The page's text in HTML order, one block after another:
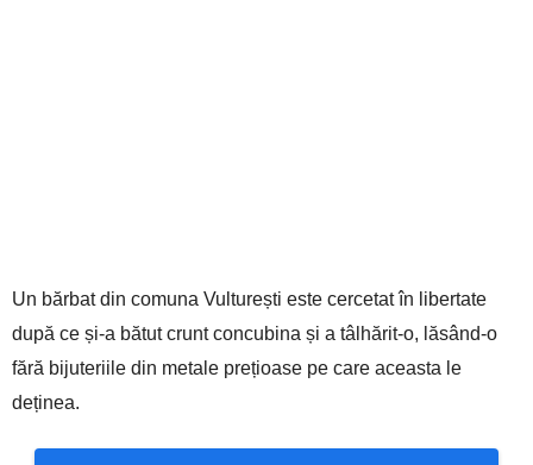
Un bărbat din comuna Vulturești este cercetat în libertate
după ce și-a bătut crunt concubina și a tâlhărit-o, lăsând-o
fără bijuteriile din metale prețioase pe care aceasta le
deținea.